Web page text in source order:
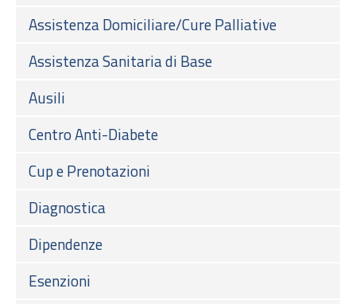
Assistenza Domiciliare/Cure Palliative
Assistenza Sanitaria di Base
Ausili
Centro Anti-Diabete
Cup e Prenotazioni
Diagnostica
Dipendenze
Esenzioni